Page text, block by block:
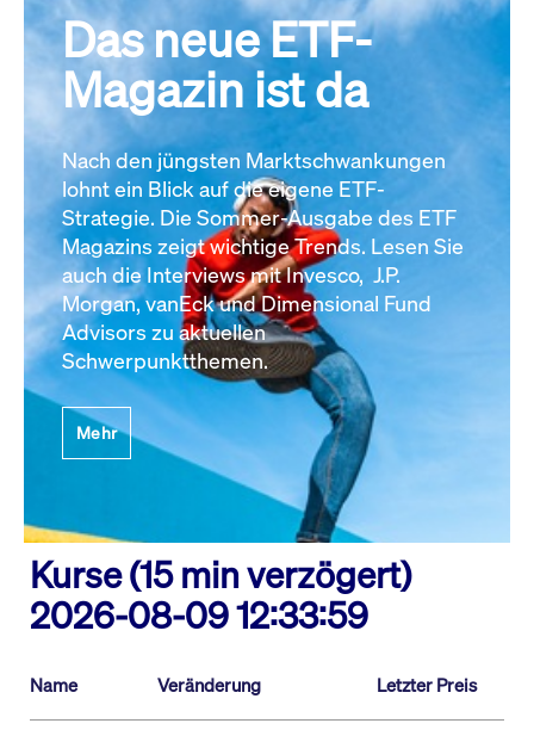
Das neue ETF-
Magazin ist da
Nach den jüngsten Marktschwankungen
lohnt ein Blick auf die eigene ETF-
Strategie. Die Sommer-Ausgabe des ETF
Magazins zeigt wichtige Trends. Lesen Sie
auch die Interviews mit Invesco, J.P.
Morgan, vanEck und Dimensional Fund
Advisors zu aktuellen
Schwerpunktthemen.
Mehr
Kurse (15 min verzögert)
2026-08-09 12:33:59
Name Veränderung Letzter Preis